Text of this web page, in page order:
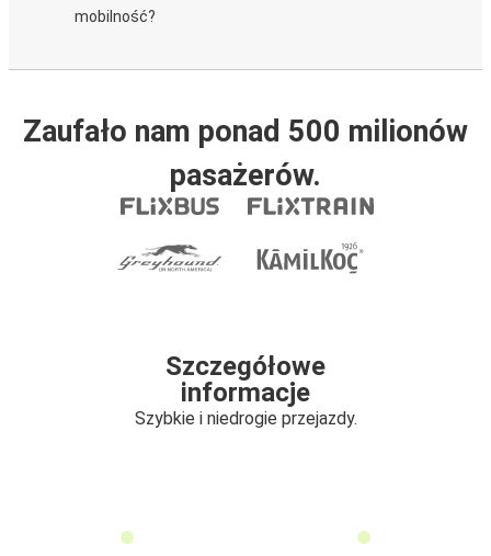
mobilność?
Zaufało nam ponad 500 milionów
pasażerów.
Szczegółowe
informacje
Szybkie i niedrogie przejazdy.